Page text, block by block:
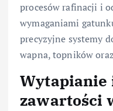
procesów rafinacji i
wymaganiami
precyzyjne systemy
wapna, topników
Wytapianie
zawartości